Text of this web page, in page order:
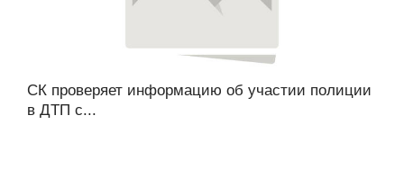
СК проверяет информацию об участии полиции
в ДТП с...